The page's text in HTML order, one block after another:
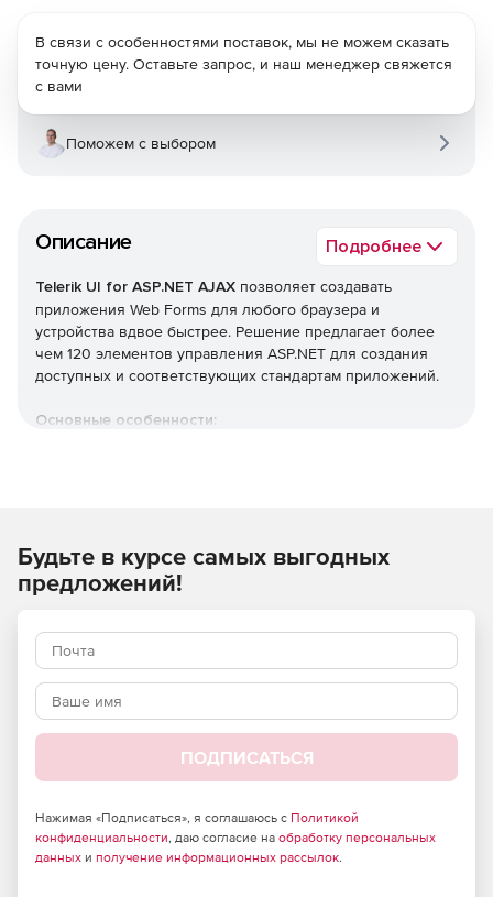
Описание Подробнее
Telerik UI for ASP.NET AJAX позволяет создавать
приложения Web Forms для любого браузера и
устройства вдвое быстрее. Решение предлагает более
чем 120 элементов управления ASP.NET для создания
доступных и соответствующих стандартам приложений.
Основные особенности:
Интеграция с SharePoint. Быстрое создание изящных
и простых в настройке решений для SharePoint.
Полный набор функций и элементов управления. 120+
Безупречный пользовательский интерфейс на всех
устройствах и в браузерах.
приложений, изменив одно свойство с помощью
готовых тем для Bootstrap и веб-браузера Progress
Saas ThemeBuilder.
В связи с особенностями поставок, мы не можем сказать
точную цену. Оставьте запрос, и наш менеджер свяжется
с вами
Поможем с выбором
Будьте в курсе самых выгодных
предложений!
ПОДПИСАТЬСЯ
Нажимая «Подписаться», я соглашаюсь с Политикой
конфиденциальности, даю согласие на обработку персональных
данных и получение информационных рассылок.